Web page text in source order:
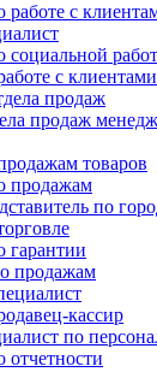
работе с
социальной
с клиентами
продаж
продаж
товаров
продажам
по
гарантии
продажам
кассир
по
отчетности